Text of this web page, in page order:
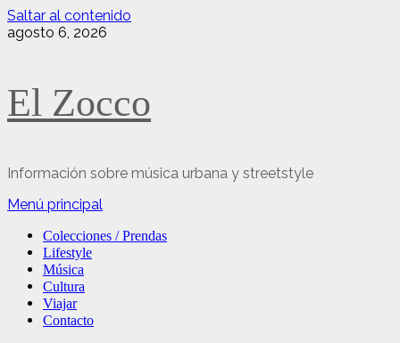
Saltar al contenido
agosto 6, 2026
El Zocco
Información sobre música urbana y streetstyle
Menú principal
Colecciones / Prendas
Lifestyle
Música
Cultura
Viajar
Contacto